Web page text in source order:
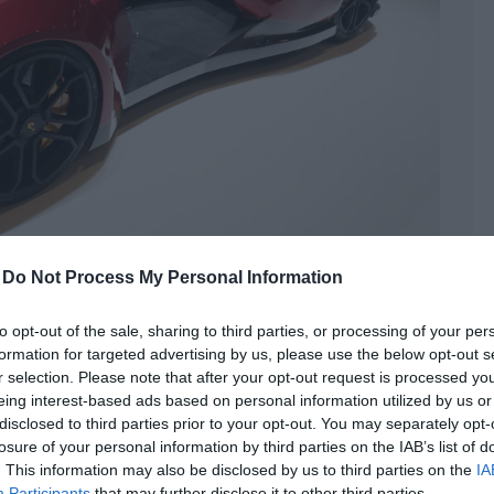
Do Not Process My Personal Information
opt-out of the sale, sharing to third parties, or processing of your
for targeted advertising by us, please use the below opt-out
selection. Please note that after your opt-out request is processed
interest-based ads based on personal information utilized by us
to third parties prior to your opt-out. You may separately
of your personal information by third parties on the IAB’s list of
This information may also be disclosed by us to third parties on the
keveréke az Engler
, genfi autószalon , szupersportkocsi